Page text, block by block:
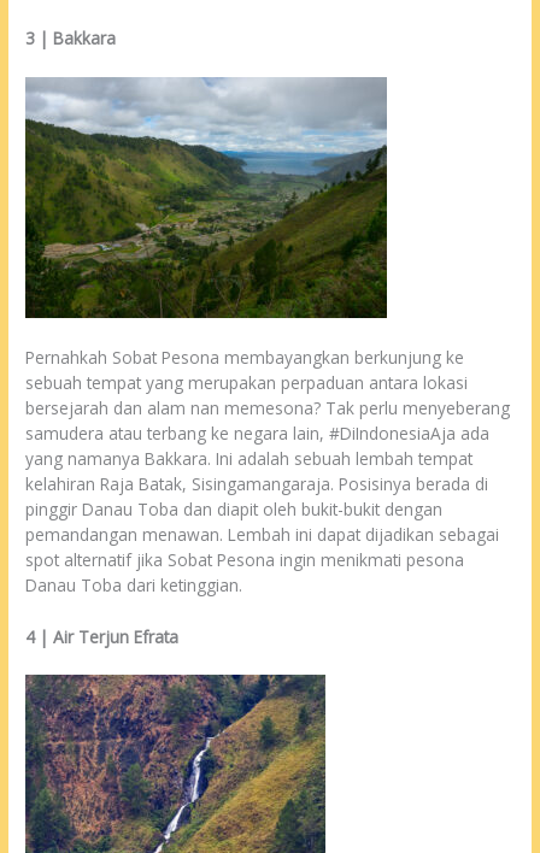
3 | Bakkara
Pernahkah Sobat Pesona membayangkan berkunjung ke
sebuah tempat yang merupakan perpaduan antara lokasi
bersejarah dan alam nan memesona? Tak perlu menyeberang
samudera atau terbang ke negara lain, #DiIndonesiaAja ada
yang namanya Bakkara. Ini adalah sebuah lembah tempat
kelahiran Raja Batak, Sisingamangaraja. Posisinya berada di
pinggir Danau Toba dan diapit oleh bukit-bukit dengan
pemandangan menawan. Lembah ini dapat dijadikan sebagai
spot alternatif jika Sobat Pesona ingin menikmati pesona
Danau Toba dari ketinggian.
4 | Air Terjun Efrata